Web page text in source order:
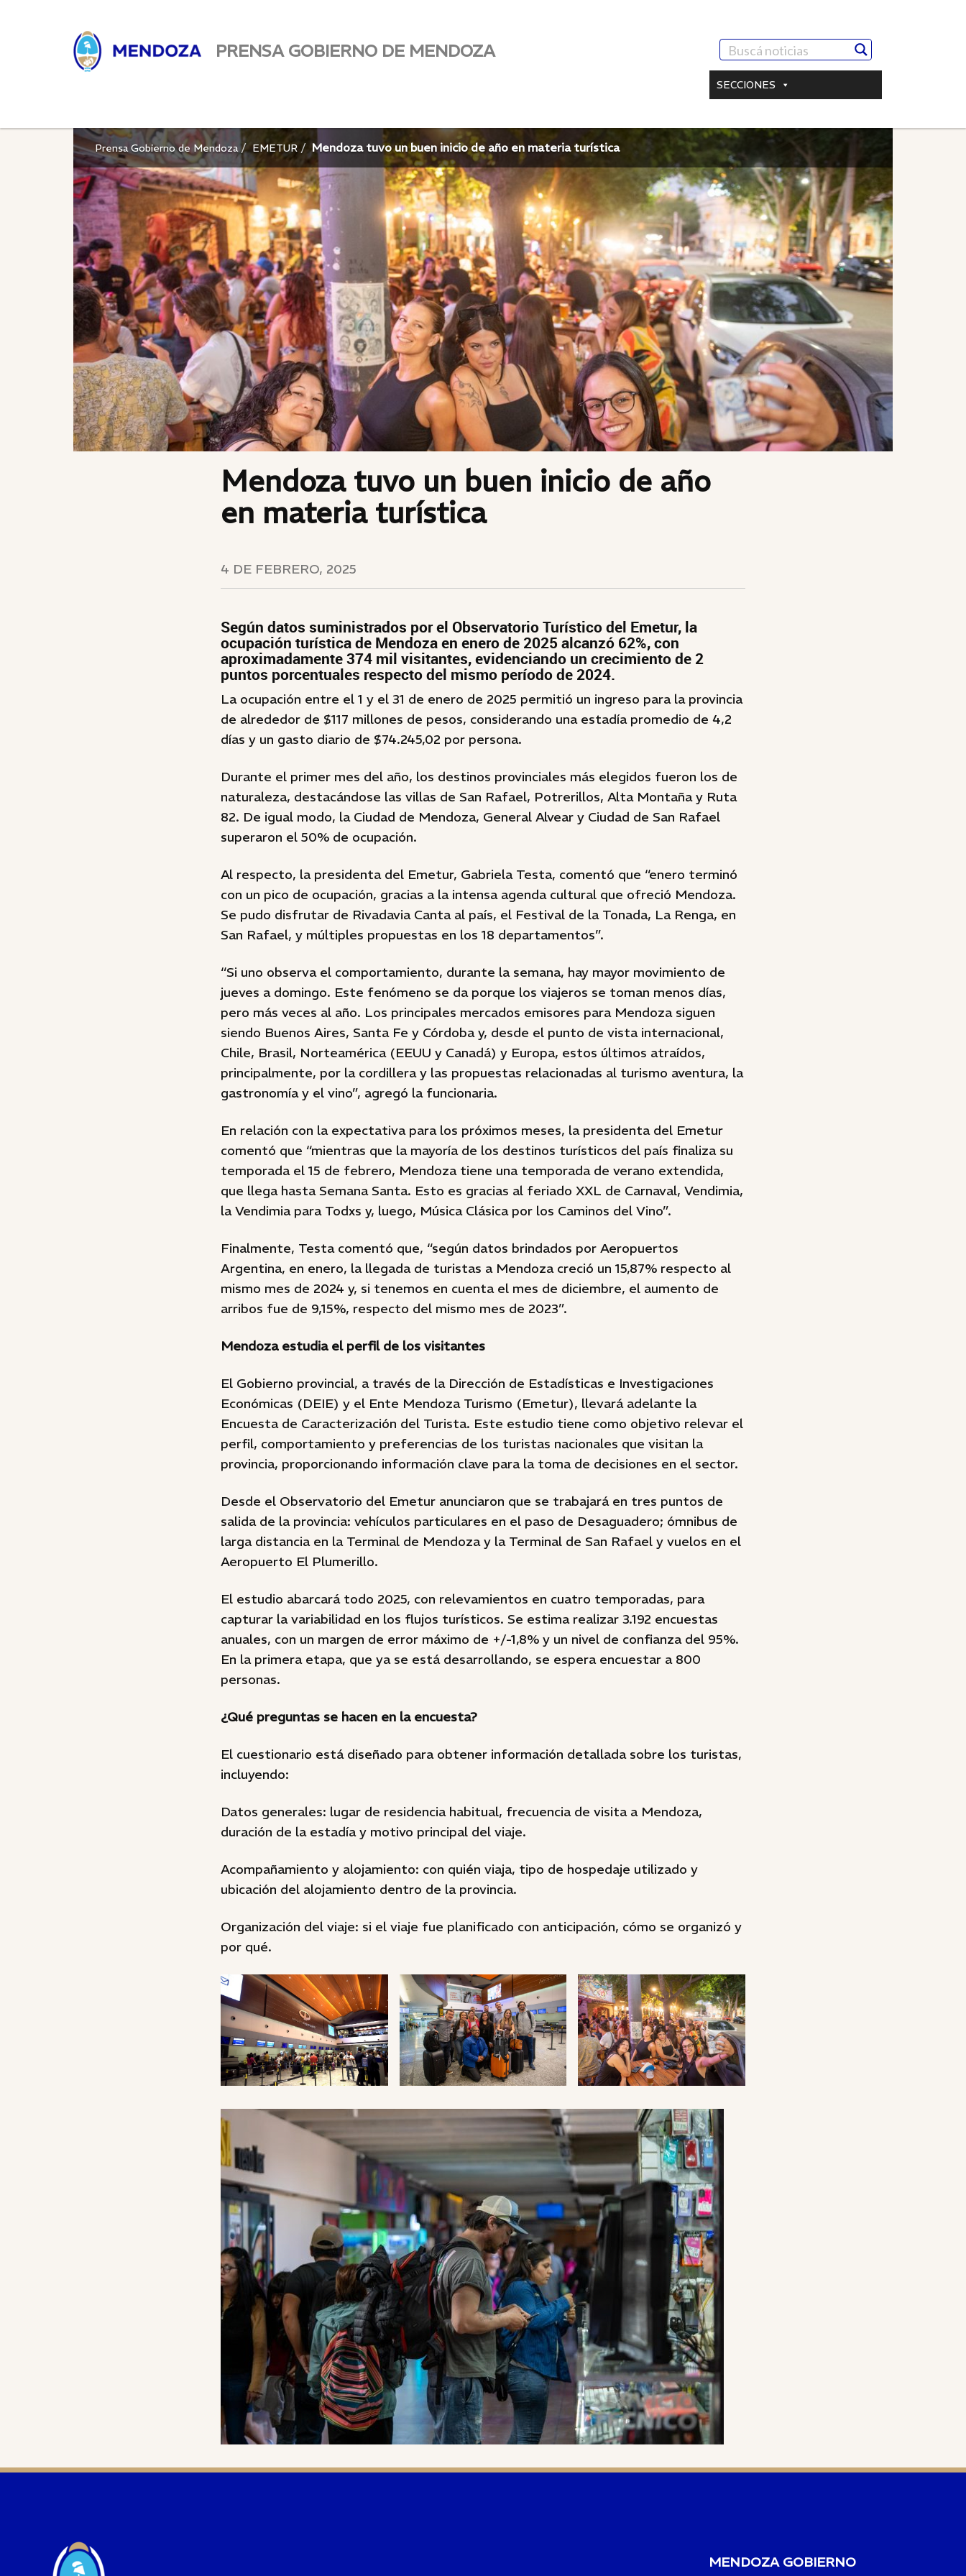
PRENSA GOBIERNO DE MENDOZA
SECCIONES
Prensa Gobierno de Mendoza EMETUR Mendoza tuvo un buen inicio de año en materia turística
Mendoza tuvo un buen inicio de año
en materia turística
4 DE FEBRERO, 2025
Según datos suministrados por el Observatorio Turístico del Emetur, la
ocupación turística de Mendoza en enero de 2025 alcanzó 62%, con
aproximadamente 374 mil visitantes, evidenciando un crecimiento de 2
puntos porcentuales respecto del mismo período de 2024.
La ocupación entre el 1 y el 31 de enero de 2025 permitió un ingreso para la provincia
de alrededor de $117 millones de pesos, considerando una estadía promedio de 4,2
días y un gasto diario de $74.245,02 por persona.
Durante el primer mes del año, los destinos provinciales más elegidos fueron los de
naturaleza, destacándose las villas de San Rafael, Potrerillos, Alta Montaña y Ruta
82. De igual modo, la Ciudad de Mendoza, General Alvear y Ciudad de San Rafael
superaron el 50% de ocupación.
Al respecto, la presidenta del Emetur, Gabriela Testa, comentó que “enero terminó
con un pico de ocupación, gracias a la intensa agenda cultural que ofreció Mendoza.
Se pudo disfrutar de Rivadavia Canta al país, el Festival de la Tonada, La Renga, en
San Rafael, y múltiples propuestas en los 18 departamentos”.
“Si uno observa el comportamiento, durante la semana, hay mayor movimiento de
jueves a domingo. Este fenómeno se da porque los viajeros se toman menos días,
pero más veces al año. Los principales mercados emisores para Mendoza siguen
siendo Buenos Aires, Santa Fe y Córdoba y, desde el punto de vista internacional,
Chile, Brasil, Norteamérica (EEUU y Canadá) y Europa, estos últimos atraídos,
principalmente, por la cordillera y las propuestas relacionadas al turismo aventura, la
gastronomía y el vino”, agregó la funcionaria.
En relación con la expectativa para los próximos meses, la presidenta del Emetur
comentó que “mientras que la mayoría de los destinos turísticos del país finaliza su
temporada el 15 de febrero, Mendoza tiene una temporada de verano extendida,
que llega hasta Semana Santa. Esto es gracias al feriado XXL de Carnaval, Vendimia,
la Vendimia para Todxs y, luego, Música Clásica por los Caminos del Vino”.
Finalmente, Testa comentó que, “según datos brindados por Aeropuertos
Argentina, en enero, la llegada de turistas a Mendoza creció un 15,87% respecto al
mismo mes de 2024 y, si tenemos en cuenta el mes de diciembre, el aumento de
arribos fue de 9,15%, respecto del mismo mes de 2023”.
Mendoza estudia el perfil de los visitantes
El Gobierno provincial, a través de la Dirección de Estadísticas e Investigaciones
Económicas (DEIE) y el Ente Mendoza Turismo (Emetur), llevará adelante la
Encuesta de Caracterización del Turista. Este estudio tiene como objetivo relevar el
perfil, comportamiento y preferencias de los turistas nacionales que visitan la
provincia, proporcionando información clave para la toma de decisiones en el sector.
Desde el Observatorio del Emetur anunciaron que se trabajará en tres puntos de
salida de la provincia: vehículos particulares en el paso de Desaguadero; ómnibus de
larga distancia en la Terminal de Mendoza y la Terminal de San Rafael y vuelos en el
Aeropuerto El Plumerillo.
El estudio abarcará todo 2025, con relevamientos en cuatro temporadas, para
capturar la variabilidad en los flujos turísticos. Se estima realizar 3.192 encuestas
anuales, con un margen de error máximo de +/-1,8% y un nivel de confianza del 95%.
En la primera etapa, que ya se está desarrollando, se espera encuestar a 800
personas.
¿Qué preguntas se hacen en la encuesta?
El cuestionario está diseñado para obtener información detallada sobre los turistas,
incluyendo:
Datos generales: lugar de residencia habitual, frecuencia de visita a Mendoza,
duración de la estadía y motivo principal del viaje.
Acompañamiento y alojamiento: con quién viaja, tipo de hospedaje utilizado y
ubicación del alojamiento dentro de la provincia.
Organización del viaje: si el viaje fue planificado con anticipación, cómo se organizó y
por qué.
MENDOZA GOBIERNO